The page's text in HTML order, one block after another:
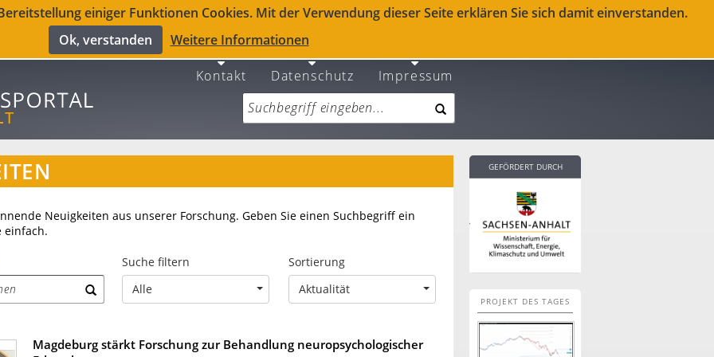
einiger Funktionen Cookies. Mit der Verwendung dieser Seite erklären Sie sich damit einverstanden.
Ok, verstanden
Weitere Informationen
Kontakt Datenschutz Impressum
Neuigkeiten aus unserer Forschung. Geben Sie einen Suchbegriff ein
einfach.
Suche filtern
Alle
Sortierung
Aktualität
Magdeburg stärkt Forschung zur Behandlung neuropsychologischer
GEFÖRDERT DURCH
PROJEKT DES TAGES